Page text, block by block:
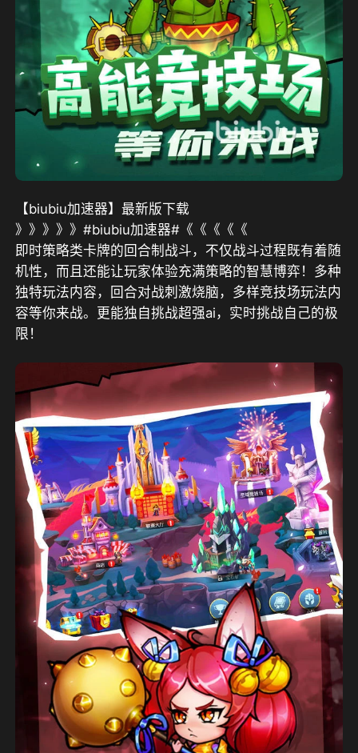
【biubiu加速器】最新版下载
》》》》》#biubiu加速器#《《《《《
即时策略类卡牌的回合制战斗，不仅战斗过程既有着随
机性，而且还能让玩家体验充满策略的智慧博弈！多种
独特玩法内容，回合对战刺激烧脑，多样竞技场玩法内
容等你来战。更能独自挑战超强ai，实时挑战自己的极
限！